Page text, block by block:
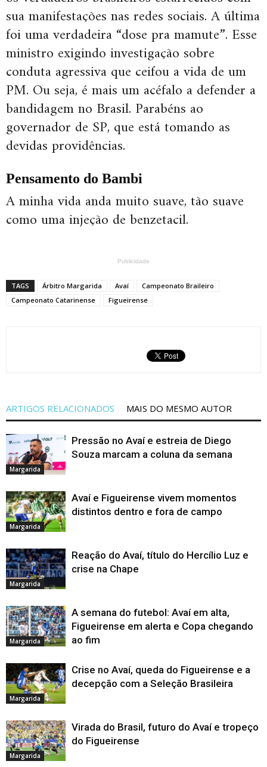
sua manifestações nas redes sociais. A última
foi uma verdadeira “dose pra mamute”. Esse
ministro exigindo investigação sobre
conduta agressiva que ceifou a vida de um
PM. Ou seja, é mais um acéfalo a defender a
bandidagem no Brasil. Parabéns ao
governador de SP, que está tomando as
devidas providências.
Pensamento do Bambi
A minha vida anda muito suave, tão suave
como uma injeção de benzetacil.
Publicidade
TAGS Árbitro Margarida Avaí
Campeonato Braileiro
Campeonato Catarinense
Figueirense
ARTIGOS RELACIONADOS MAIS DO MESMO AUTOR
Margarida
Pressão no Avaí e estreia de Diego
Souza marcam a coluna da semana
Margarida
Avaí e Figueirense vivem momentos
distintos dentro e fora de campo
Margarida
Reação do Avaí, título do Hercílio Luz e
crise na Chape
Margarida
A semana do futebol: Avaí em alta,
Figueirense em alerta e Copa chegando
ao fim
Margarida
Crise no Avaí, queda do Figueirense e a
decepção com a Seleção Brasileira
Margarida
Virada do Brasil, futuro do Avaí e tropeço
do Figueirense